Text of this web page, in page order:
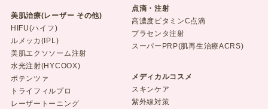
美肌治療(レーザー その他)
HIFU(ハイフ)
ルメッカ(IPL)
美肌エクソソーム注射
水光注射(HYCOOX)
ポテンツァ
トライフィルプロ
レーザートーニング
点滴・注射
高濃度ビタミンC点滴
プラセンタ注射
スーパーPRP(肌再生治療ACRS)
メディカルコスメ
スキンケア
紫外線対策